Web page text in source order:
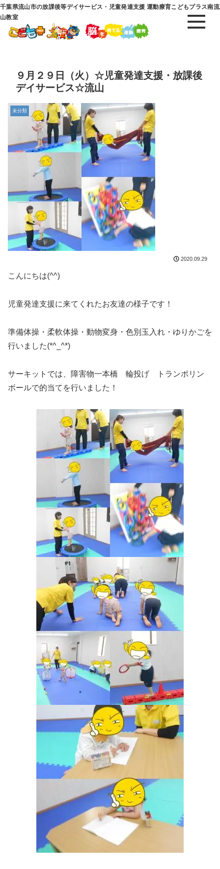
千葉県流山市の放課後等デイサービス・児童発達支援 運動療育こどもプラス南流
山教室
９月２９日（火）☆児童発達支援・放課後
デイサービス☆流山
未分類
2020.09.29
こんにちは(^^)
児童発達支援に来てくれたお友達の様子です！
準備体操・柔軟体操・動物変身・色別玉入れ・ゆりかごを
行いました(*^_^*)
サーキットでは、障害物一本橋 輪投げ トランポリン
ボールで的当てを行いました！